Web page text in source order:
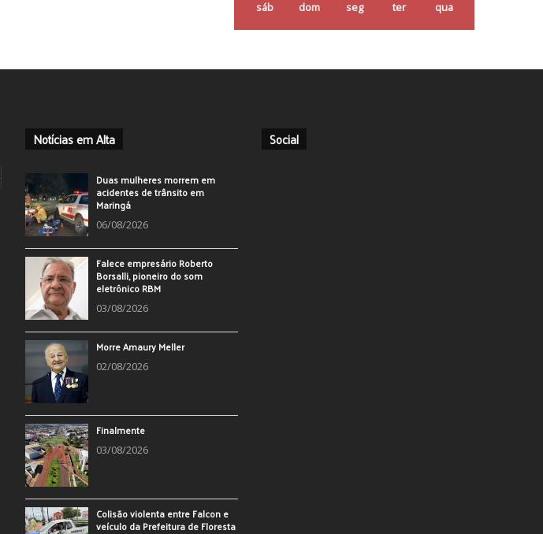
sáb dom seg ter qua
Notícias em Alta
Duas mulheres morrem em
acidentes de trânsito em
Maringá
06/08/2026
Falece empresário Roberto
Borsalli, pioneiro do som
eletrônico RBM
03/08/2026
Morre Amaury Meller
02/08/2026
Finalmente
03/08/2026
Colisão violenta entre Falcon e
veículo da Prefeitura de Floresta
Social